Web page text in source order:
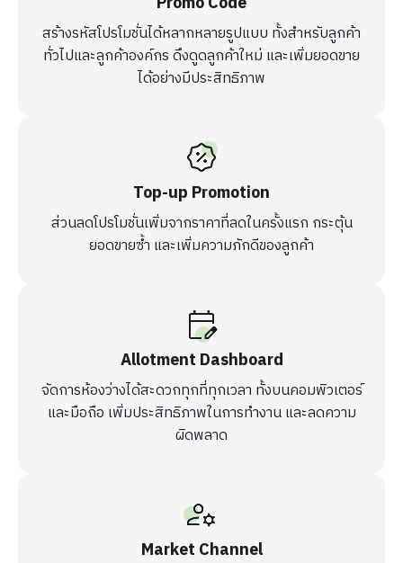
สร้างรหัสโปรโมชั่นได้หลากหลายรูปแบบ ทั้งสำหรับลูกค้า
ทั่วไปและลูกค้าองค์กร ดึงดูดลูกค้าใหม่ และเพิ่มยอดขาย
ได้อย่างมีประสิทธิภาพ
Top-up Promotion
ส่วนลดโปรโมชั่นเพิ่มจากราคาที่ลดในครั้งแรก กระตุ้น
ยอดขายซ้ำ และเพิ่มความภักดีของลูกค้า
Allotment Dashboard
จัดการห้องว่างได้สะดวกทุกที่ทุกเวลา ทั้งบนคอมพิวเตอร์
และมือถือ เพิ่มประสิทธิภาพในการทำงาน และลดความ
ผิดพลาด
Market Channel